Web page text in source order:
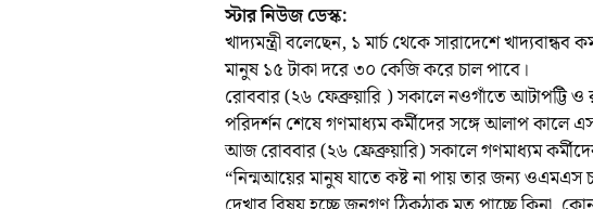
স্টার নিউজ ডেস্ক:
খাদ্যমন্ত্রী বলেছেন, ১ মার্চ থেকে সারাদেশে
মানুষ ১৫ টাকা দরে ৩০ কেজি করে চাল পাবে।
রোববার (২৬ ফেব্রুয়ারি ) সকালে নওগাঁতে আটাপট্টি
পরিদর্শন শেষে গণমাধ্যম কর্মীদের সঙ্গে আলাপ কালে
আজ রোববার (২৬ ফ্রেব্রুয়ারি) সকালে গণমাধ্যম
“নিন্মআয়ের মানুষ যাতে কষ্ট না পায় তার জন্য